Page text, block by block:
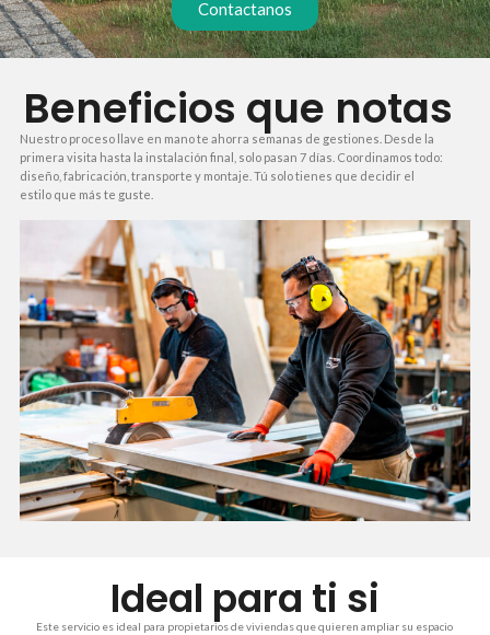
Contactanos
Beneficios que notas
Nuestro proceso llave en mano te ahorra semanas de gestiones. Desde la
primera visita hasta la instalación final, solo pasan 7 días. Coordinamos todo:
diseño, fabricación, transporte y montaje. Tú solo tienes que decidir el
estilo que más te guste.
Ideal para ti si
Este servicio es ideal para propietarios de viviendas que quieren ampliar su espacio